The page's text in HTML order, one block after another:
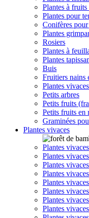
Plantes à
Plantes pour
Conifères
Plantes
Rosiers
Plantes à
Plantes
Buis
Fruitiers nains
Plantes
Petits arbres
Petits fruits
Petits fruits en
Graminées
Plantes vivaces
Plantes
Plantes
Plantes
Plantes
Plantes
Plantes
Plantes
Plantes